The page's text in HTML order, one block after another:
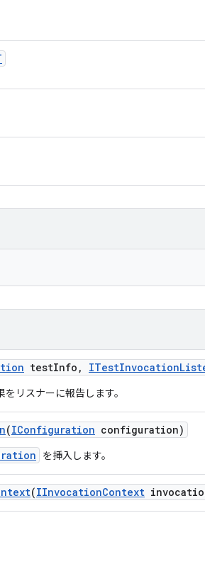
testInfo , ITestInvocation
リスナーに報告します。
(IConfiguration configuration)
を挿入します。
(IInvocationContext